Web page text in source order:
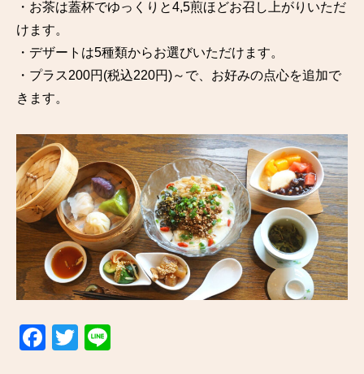
・お茶は蓋杯でゆっくりと4,5煎ほどお召し上がりいただ
けます。
・デザートは5種類からお選びいただけます。
・プラス200円(税込220円)～で、お好みの点心を追加で
きます。
F
T